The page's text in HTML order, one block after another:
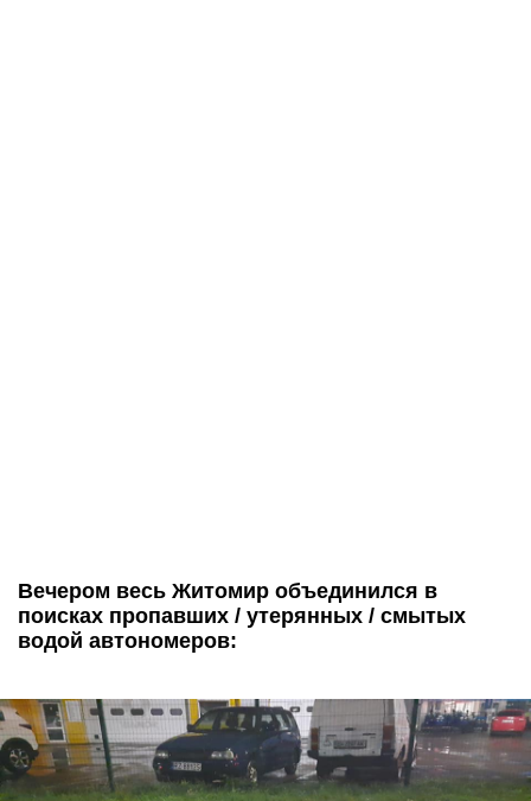
Вечером весь Житомир объединился в
поисках пропавших / утерянных / смытых
водой автономеров: